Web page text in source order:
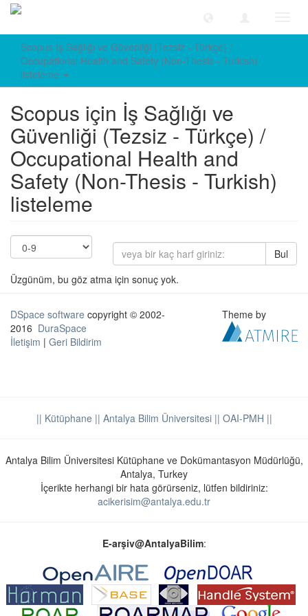
Scopus İş Sağlığı ve Güvenliği (Tezsiz - Türkçe) /
Occupational Health and Safety (Non-Thesis - Turkish)
listeleme
Scopus için İş Sağlığı ve
Güvenliği (Tezsiz - Türkçe) /
Occupational Health and
Safety (Non-Thesis - Turkish)
listeleme
Bul
Üzgünüm, bu göz atma için sonuç yok.
DSpace software copyright © 2002-
2016 DuraSpace
İletişim | Geri Bildirim
Theme by
|| Kütüphane || Antalya Bilim Üniversitesi || OAI-PMH ||
Antalya Bilim Üniversitesi Kütüphane ve Dokümantasyon Müdürlüğü,
Antalya, Turkey
İçerikte herhangi bir hata görürseniz, lütfen bildiriniz:
acikerisim@antalya.edu.tr
E-arşiv@AntalyaBilim: